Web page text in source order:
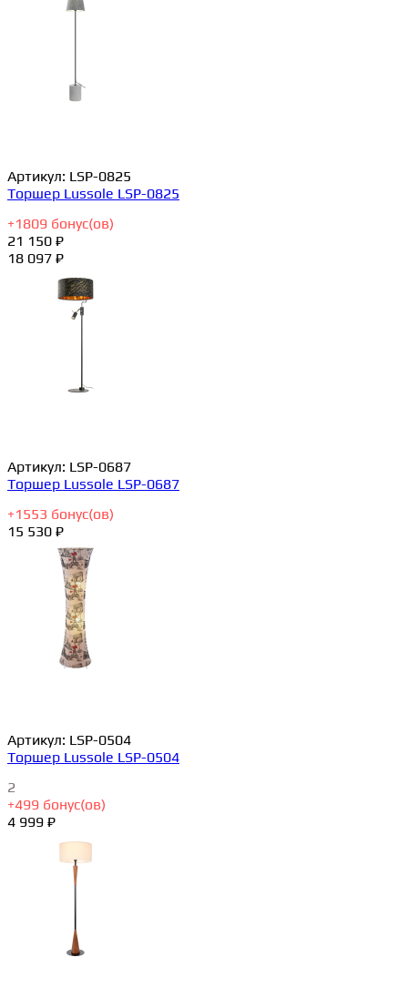
Артикул: LSP-0825
Торшер Lussole LSP-0825
+1809 бонус(ов)
21 150 ₽
18 097 ₽
Артикул: LSP-0687
Торшер Lussole LSP-0687
+1553 бонус(ов)
15 530 ₽
Артикул: LSP-0504
Торшер Lussole LSP-0504
2
+499 бонус(ов)
4 999 ₽